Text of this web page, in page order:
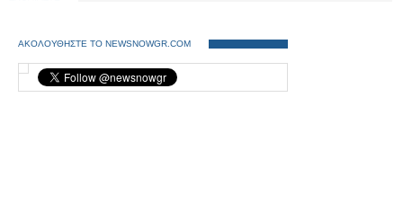
ΑΚΟΛΟΥΘΗΣΤΕ ΤΟ NEWSNOWGR.COM